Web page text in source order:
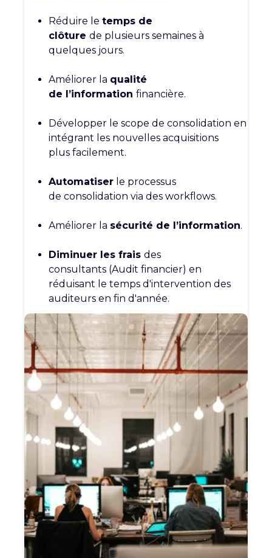
Réduire le temps de
clôture de plusieurs semaines à
quelques jours.
Améliorer la qualité
de l’information financière.
Développer le scope de consolidation en
intégrant les nouvelles acquisitions
plus facilement.
Automatiser le processus
de consolidation via des workflows.
Améliorer la sécurité de l’information.
Diminuer les frais des
consultants (Audit financier) en
réduisant le temps d'intervention des
auditeurs en fin d'année.